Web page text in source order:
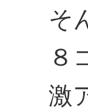
そ
８
激